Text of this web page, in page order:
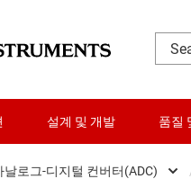
설계 및 개발 품질
날로그-디지털 컨버터(ADC)